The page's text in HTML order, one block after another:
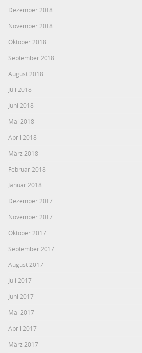
Dezember 2018
November 2018
Oktober 2018
September 2018
August 2018
Juli 2018
Juni 2018
Mai 2018
April 2018
März 2018
Februar 2018
Januar 2018
Dezember 2017
November 2017
Oktober 2017
September 2017
August 2017
Juli 2017
Juni 2017
Mai 2017
April 2017
März 2017